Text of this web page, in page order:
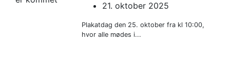
21. oktober 2025
Plakatdag den 25. oktober fra kl 10:00,
hvor alle mødes i...